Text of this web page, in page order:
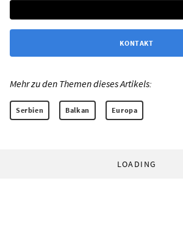
KONTAKT
Mehr zu den Themen dieses Artikels:
Serbien Balkan Europa
LOADING